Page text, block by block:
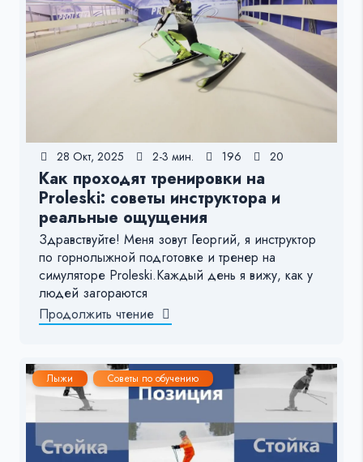
28 Окт, 2025 2-3 мин. 196 20
Как проходят тренировки на
Proleski: советы инструктора и
реальные ощущения
Здравствуйте! Меня зовут Георгий, я инструктор
по горнолыжной подготовке и тренер на
симуляторе Proleski.Каждый день я вижу, как у
людей загораются
Продолжить чтение
Лыжи Советы по обучению